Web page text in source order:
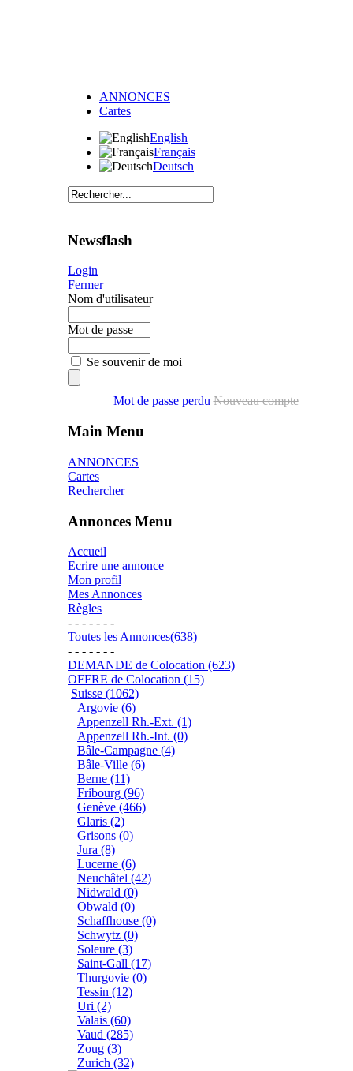
ANNONCES
Cartes
English
Français
Deutsch
Newsflash
Login
Fermer
Nom d'utilisateur
Mot de passe
Se souvenir de moi
Mot de passe perdu Nouveau compte
Main Menu
ANNONCES
Cartes
Rechercher
Annonces Menu
Accueil
Ecrire une annonce
Mon profil
Mes Annonces
Règles
- - - - - - -
Toutes les Annonces(638)
- - - - - - -
DEMANDE de Colocation (623)
OFFRE de Colocation (15)
Suisse (1062)
Argovie (6)
Appenzell Rh.-Ext. (1)
Appenzell Rh.-Int. (0)
Bâle-Campagne (4)
Bâle-Ville (6)
Berne (11)
Fribourg (96)
Genève (466)
Glaris (2)
Grisons (0)
Jura (8)
Lucerne (6)
Neuchâtel (42)
Nidwald (0)
Obwald (0)
Schaffhouse (0)
Schwytz (0)
Soleure (3)
Saint-Gall (17)
Thurgovie (0)
Tessin (12)
Uri (2)
Valais (60)
Vaud (285)
Zoug (3)
Zurich (32)